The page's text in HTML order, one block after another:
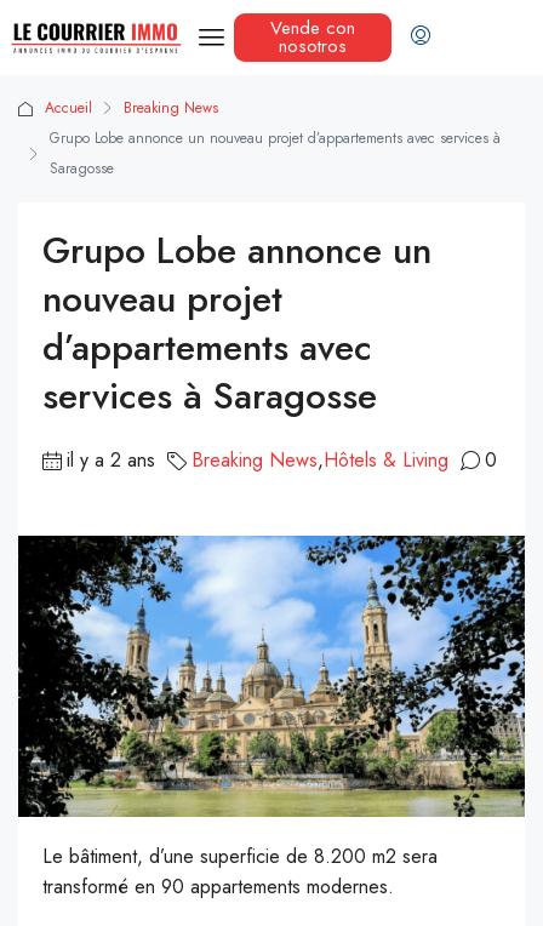
Vende con
nosotros
Accueil
Breaking News
Grupo Lobe annonce un nouveau projet d’appartements avec services à
Saragosse
Grupo Lobe annonce un
nouveau projet
d’appartements avec
services à Saragosse
il y a 2 ans Breaking News,Hôtels & Living 0
Le bâtiment, d’une superficie de 8.200 m2 sera
transformé en 90 appartements modernes.